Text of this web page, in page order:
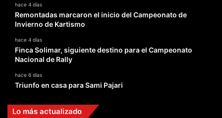
hace 4 días
Remontadas marcaron el inicio del Campeonato de
Invierno de Kartismo
hace 4 días
Finca Solimar, siguiente destino para el Campeonato
Nacional de Rally
hace 6 días
Triunfo en casa para Sami Pajari
Lo más actualizado